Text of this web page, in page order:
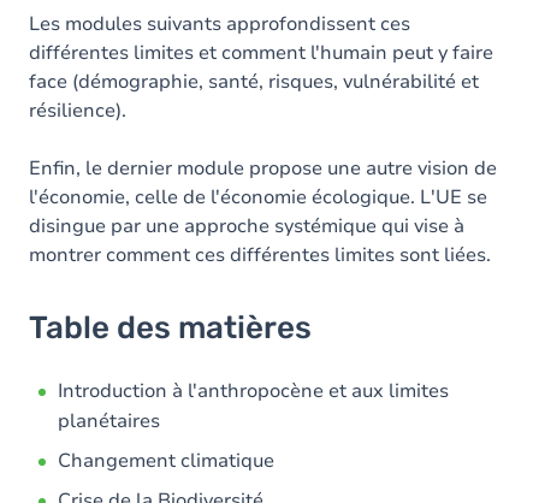
Les modules suivants approfondissent ces
différentes limites et comment l'humain peut y faire
face (démographie, santé, risques, vulnérabilité et
résilience).
Enfin, le dernier module propose une autre vision de
l'économie, celle de l'économie écologique. L'UE se
disingue par une approche systémique qui vise à
montrer comment ces différentes limites sont liées.
Table des matières
Introduction à l'anthropocène et aux limites
planétaires
Changement climatique